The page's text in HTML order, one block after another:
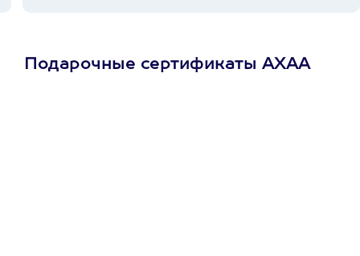
Подарочные сертификаты АХАА